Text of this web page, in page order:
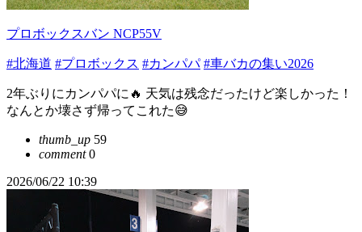
プロボックスバン NCP55V
#北海道 #プロボックス #カンパパ #車バカの集い2026
2年ぶりにカンパパに🔥 天気は残念だったけど楽しかった！
なんとか壊さず帰ってこれた😅
thumb_up 59
comment0
2026/06/22 10:39